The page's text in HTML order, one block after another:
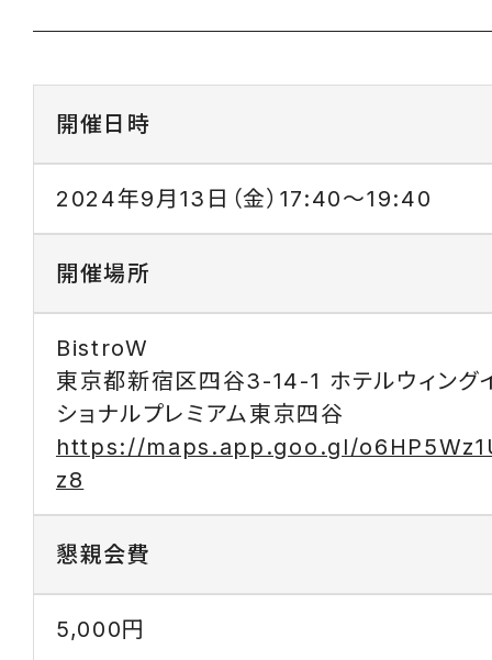
開催日時
2024年9月13日（金）17:40～19:40
開催場所
BistroW
東京都新宿区四谷3-14-1 ホテルウィング
ショナルプレミアム東京四谷
https://maps.app.goo.gl/
z8
懇親会費
5,000円